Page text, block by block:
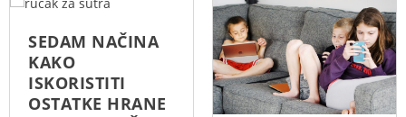
SEDAM NAČINA
KAKO
ISKORISTITI
OSTATKE HRANE